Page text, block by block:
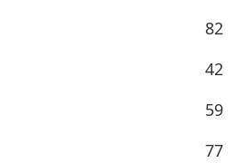
82
42
59
77